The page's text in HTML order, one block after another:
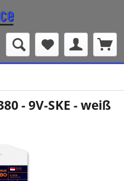
- 9V-SKE - weiß